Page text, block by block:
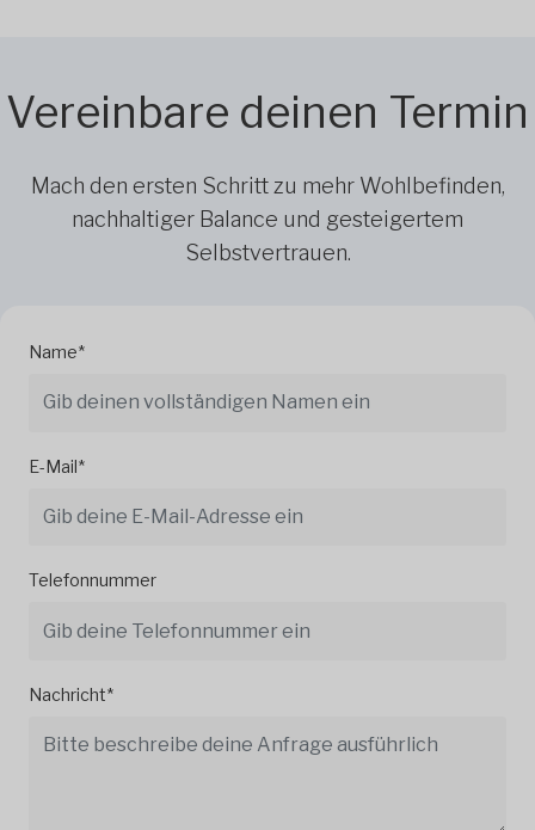
Vereinbare deinen Termin
Mach den ersten Schritt zu mehr Wohlbefinden,
nachhaltiger Balance und gesteigertem
Selbstvertrauen.
Name*
E-Mail*
Telefonnummer
Nachricht*